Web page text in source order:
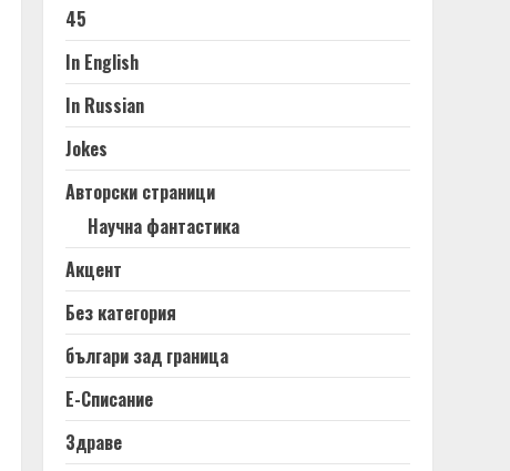
45
In English
In Russian
Jokes
Авторски страници
Научна фантастика
Акцент
Без категория
българи зад граница
Е-Списание
Здраве